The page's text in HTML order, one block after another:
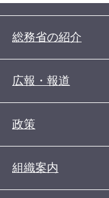
総務省の紹介
広報・報道
政策
組織案内